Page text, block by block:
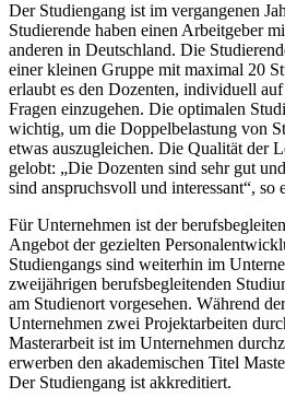
Der Studiengang ist im vergangenen
Studierende haben einen Arbeitgeber
anderen in Deutschland. Die
einer kleinen Gruppe mit maximal 20
erlaubt es den Dozenten, individuell
Fragen einzugehen. Die optimalen
wichtig, um die Doppelbelastung von
etwas auszugleichen. Die Qualität der
gelobt: „Die Dozenten sind sehr gut
sind anspruchsvoll und interessant“, so
Für Unternehmen ist der
Angebot der gezielten
Studiengangs sind weiterhin im
zweijährigen berufsbegleitenden
am Studienort vorgesehen. Während
Unternehmen zwei Projektarbeiten
Masterarbeit ist im Unternehmen
erwerben den akademischen Titel
Der Studiengang ist akkreditiert.